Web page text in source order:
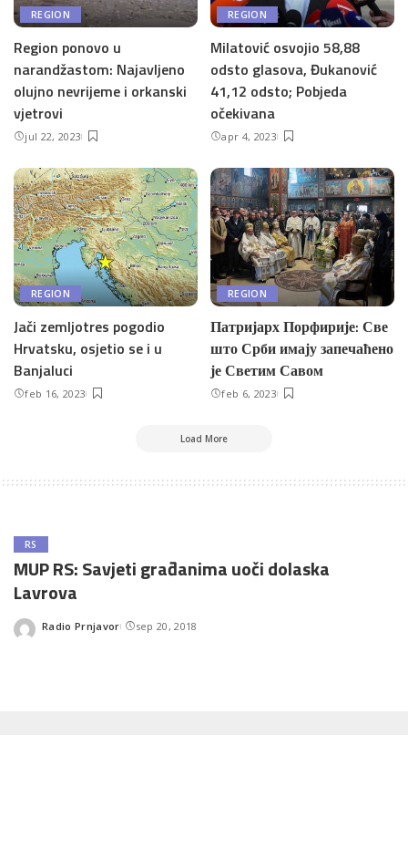
REGION
Region ponovo u
narandžastom: Najavljeno
olujno nevrijeme i orkanski
vjetrovi
jul 22, 2023
REGION
Milatović osvojio 58,88
odsto glasova, Đukanović
41,12 odsto; Pobjeda
očekivana
apr 4, 2023
REGION
Jači zemljotres pogodio
Hrvatsku, osjetio se i u
Banjaluci
feb 16, 2023
REGION
Патријарх Порфирије: Све
што Срби имају запечаћено
је Светим Савом
feb 6, 2023
Load More
RS
MUP RS: Savjeti građanima uoči dolaska
Lavrova
Posted
Radio Prnjavor sep 20, 2018